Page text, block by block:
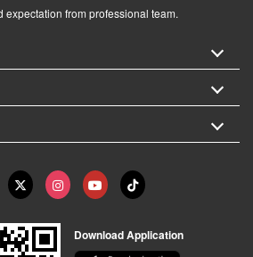
expectation from professional team.
Download Application